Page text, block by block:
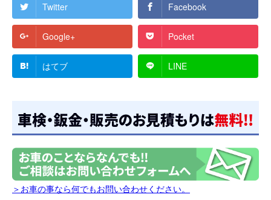
Twitter Facebook
Google+ Pocket
はてブ LINE
＞お車の事なら何でもお問い合わせください。